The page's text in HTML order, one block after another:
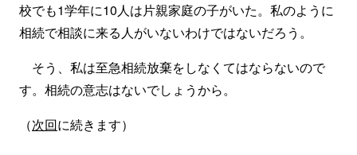
校でも1学年に10人は片親家庭の子がいた。私のように
相続で相談に来る人がいないわけではないだろう。
そう、私は至急相続放棄をしなくてはならないので
す。相続の意志はないでしょうから。
（次回に続きます）